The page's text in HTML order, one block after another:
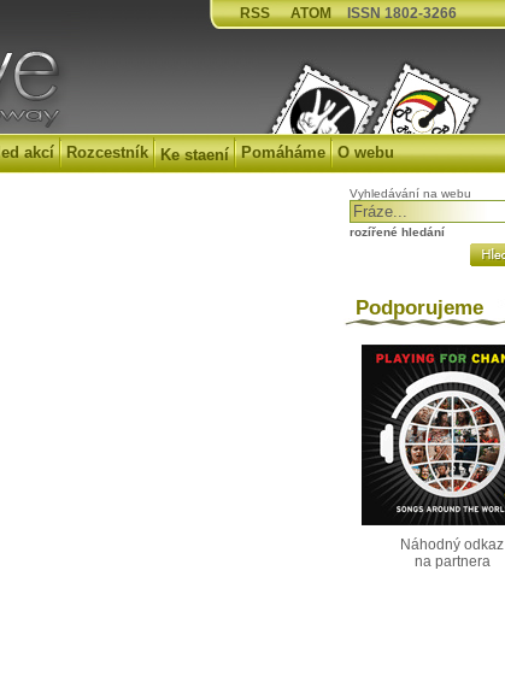
RSS ATOM ISSN 1802-3266
akcí Rozcestník Ke staení Pomáháme O webu
Vyhledávání na webu
rozířené hledání
Podporujeme
Náhodný odkaz
na partnera